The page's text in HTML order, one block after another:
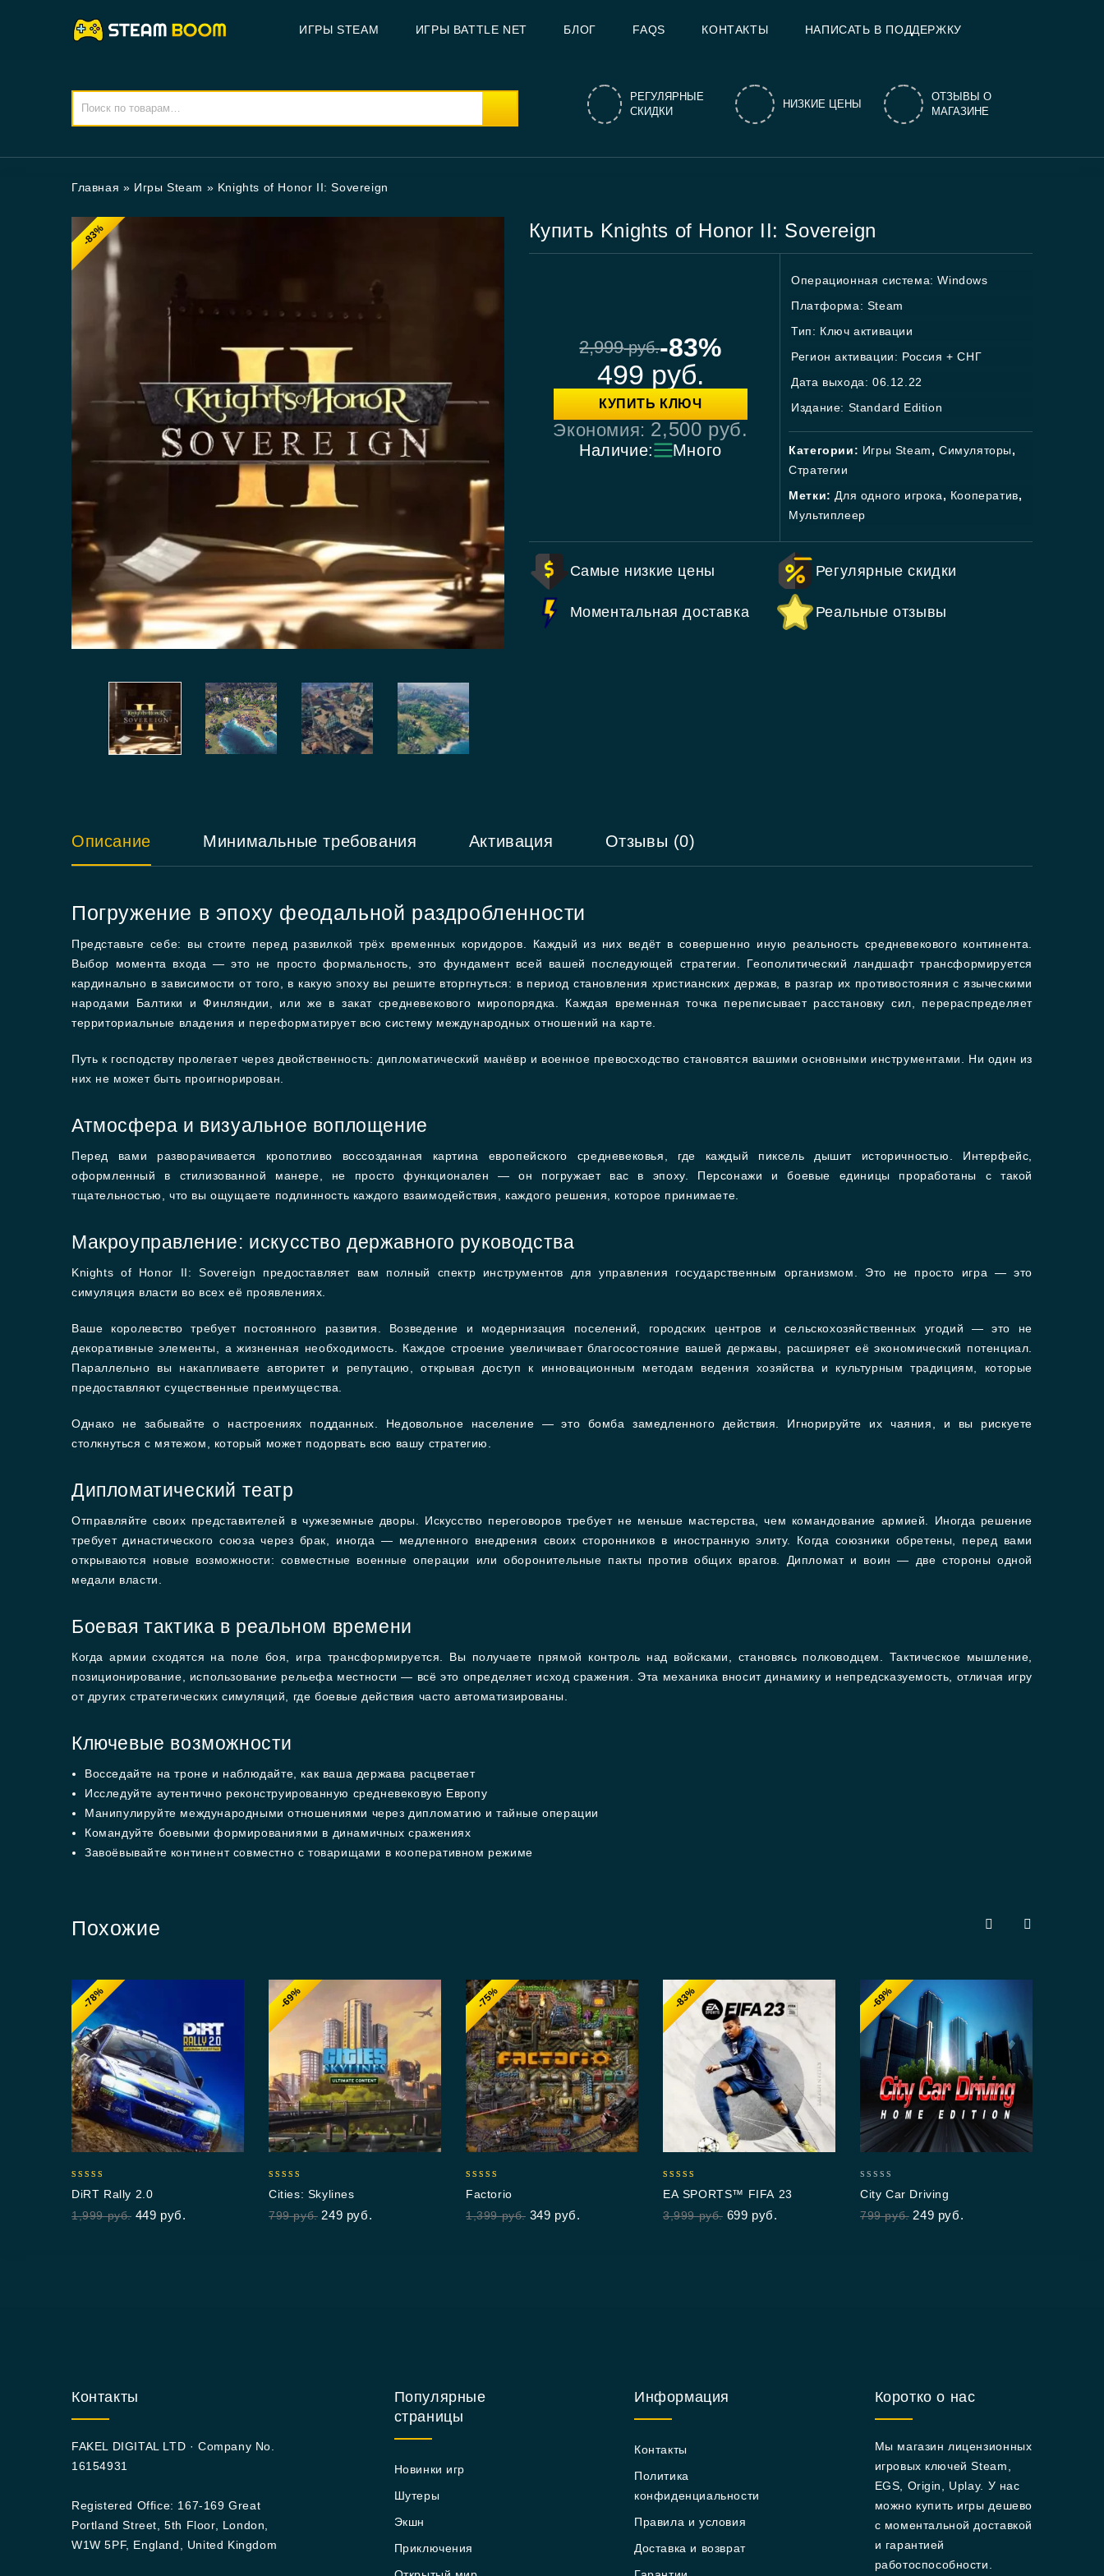
ИГРЫ STEAM ИГРЫ BATTLE NET БЛОГ FAQS КОНТАКТЫ НАПИСАТЬ В ПОДДЕРЖКУ
РЕГУЛЯРНЫЕ
СКИДКИ
НИЗКИЕ ЦЕНЫ
ОТЗЫВЫ О
МАГАЗИНЕ
Главная » Игры Steam » Knights of Honor II: Sovereign
-83% Купить Knights of Honor II: Sovereign
2,999руб.-83%
499 руб.
КУПИТЬ КЛЮЧ
Экономия: 2,500 руб.
Наличие: Много
Операционная система: Windows
Платформа: Steam
Тип: Ключ активации
Регион активации: Россия + СНГ
Дата выхода: 06.12.22
Издание: Standard Edition
Категории: Игры Steam,Симуляторы,
Стратегии
Метки: Для одного игрока, Кооператив,
Мультиплеер
Самые низкие цены Регулярные скидки
Моментальная доставка Реальные отзывы
Описание Минимальные требования Активация Отзывы (0)
Погружение в эпоху феодальной раздробленности
Представьте себе: вы стоите перед развилкой трёх временных коридоров. Каждый из них ведёт в совершенно иную реальность средневекового континента.
Выбор момента входа — это не просто формальность, это фундамент всей вашей последующей стратегии. Геополитический ландшафт трансформируется
кардинально в зависимости от того, в какую эпоху вы решите вторгнуться: в период становления христианских держав, в разгар их противостояния с языческими
народами Балтики и Финляндии, или же в закат средневекового миропорядка. Каждая временная точка переписывает расстановку сил, перераспределяет
территориальные владения и переформатирует всю систему международных отношений на карте.
Путь к господству пролегает через двойственность: дипломатический манёвр и военное превосходство становятся вашими основными инструментами. Ни один из
них не может быть проигнорирован.
Атмосфера и визуальное воплощение
Перед вами разворачивается кропотливо воссозданная картина европейского средневековья, где каждый пиксель дышит историчностью. Интерфейс,
оформленный в стилизованной манере, не просто функционален — он погружает вас в эпоху. Персонажи и боевые единицы проработаны с такой
тщательностью, что вы ощущаете подлинность каждого взаимодействия, каждого решения, которое принимаете.
Макроуправление: искусство державного руководства
Knights of Honor II: Sovereign предоставляет вам полный спектр инструментов для управления государственным организмом. Это не просто игра — это
симуляция власти во всех её проявлениях.
Ваше королевство требует постоянного развития. Возведение и модернизация поселений, городских центров и сельскохозяйственных угодий — это не
декоративные элементы, а жизненная необходимость. Каждое строение увеличивает благосостояние вашей державы, расширяет её экономический потенциал.
Параллельно вы накапливаете авторитет и репутацию, открывая доступ к инновационным методам ведения хозяйства и культурным традициям, которые
предоставляют существенные преимущества.
Однако не забывайте о настроениях подданных. Недовольное население — это бомба замедленного действия. Игнорируйте их чаяния, и вы рискуете
столкнуться с мятежом, который может подорвать всю вашу стратегию.
Дипломатический театр
Отправляйте своих представителей в чужеземные дворы. Искусство переговоров требует не меньше мастерства, чем командование армией. Иногда решение
требует династического союза через брак, иногда — медленного внедрения своих сторонников в иностранную элиту. Когда союзники обретены, перед вами
открываются новые возможности: совместные военные операции или оборонительные пакты против общих врагов. Дипломат и воин — две стороны одной
медали власти.
Боевая тактика в реальном времени
Когда армии сходятся на поле боя, игра трансформируется. Вы получаете прямой контроль над войсками, становясь полководцем. Тактическое мышление,
позиционирование, использование рельефа местности — всё это определяет исход сражения. Эта механика вносит динамику и непредсказуемость, отличая игру
от других стратегических симуляций, где боевые действия часто автоматизированы.
Ключевые возможности
Восседайте на троне и наблюдайте, как ваша держава расцветает
Исследуйте аутентично реконструированную средневековую Европу
Манипулируйте международными отношениями через дипломатию и тайные операции
Командуйте боевыми формированиями в динамичных сражениях
Завоёвывайте континент совместно с товарищами в кооперативном режиме
Похожие
-78%
out of 5
DiRT Rally 2.0
1,999руб. 449 руб.
-69%
out of 5
Cities: Skylines
799руб. 249 руб.
-75%
out of 5
Factorio
1,399руб. 349 руб.
-83%
out of 5
EA SPORTS™ FIFA 23
3,999руб. 699 руб.
-69%
out
of
City Car Driving
799руб. 249 руб.
Контакты
FAKEL DIGITAL LTD · Company No.
16154931
Registered Office: 167-169 Great
Portland Street, 5th Floor, London,
W1W 5PF, England, United Kingdom
Популярные
страницы
Новинки игр
Шутеры
Экшн
Приключения
Информация
Контакты
Политика
конфиденциальности
Правила и условия
Доставка и возврат
Коротко о нас
Мы магазин лицензионных
игровых ключей Steam,
EGS, Origin, Uplay. У нас
можно купить игры дешево
с моментальной доставкой
и гарантией
работоспособности.